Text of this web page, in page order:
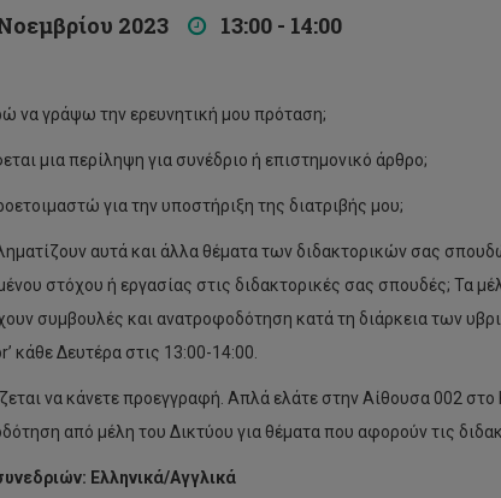
2023
13:00 - 14:00
να γράψω την ερευνητική μου πρόταση;
μια περίληψη για συνέδριο ή επιστημονικό άρθρο;
για την υποστήριξη της διατριβής μου;
αυτά και άλλα θέματα των διδακτορικών σας
στόχου ή εργασίας στις διδακτορικές σας σπουδές; Τα
συμβουλές και ανατροφοδότηση κατά τη διάρκεια των
κάθε Δευτέρα στις 13:00-14:00.
να κάνετε προεγγραφή. Απλά ελάτε στην Αίθουσα 002 στο
από μέλη του Δικτύου για θέματα που αφορούν τις
Ελληνικά/Αγγλικά